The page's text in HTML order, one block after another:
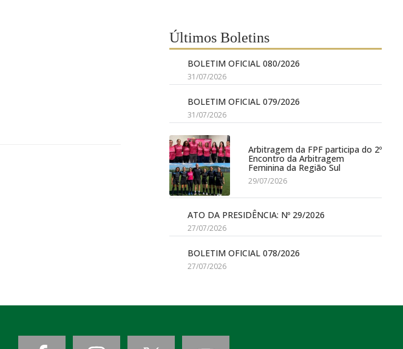
Últimos Boletins
BOLETIM OFICIAL 080/2026
31/07/2026
BOLETIM OFICIAL 079/2026
31/07/2026
Arbitragem da FPF participa do 2º
Encontro da Arbitragem
Feminina da Região Sul
29/07/2026
ATO DA PRESIDÊNCIA: Nº 29/2026
27/07/2026
BOLETIM OFICIAL 078/2026
27/07/2026